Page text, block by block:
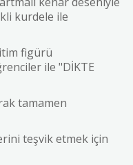
kurdele ile
figürü
ile "DİKTE
tamamen
teşvik etmek için